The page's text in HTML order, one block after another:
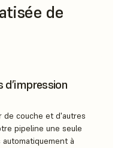
de
de couche et d'autres
pipeline une seule
à